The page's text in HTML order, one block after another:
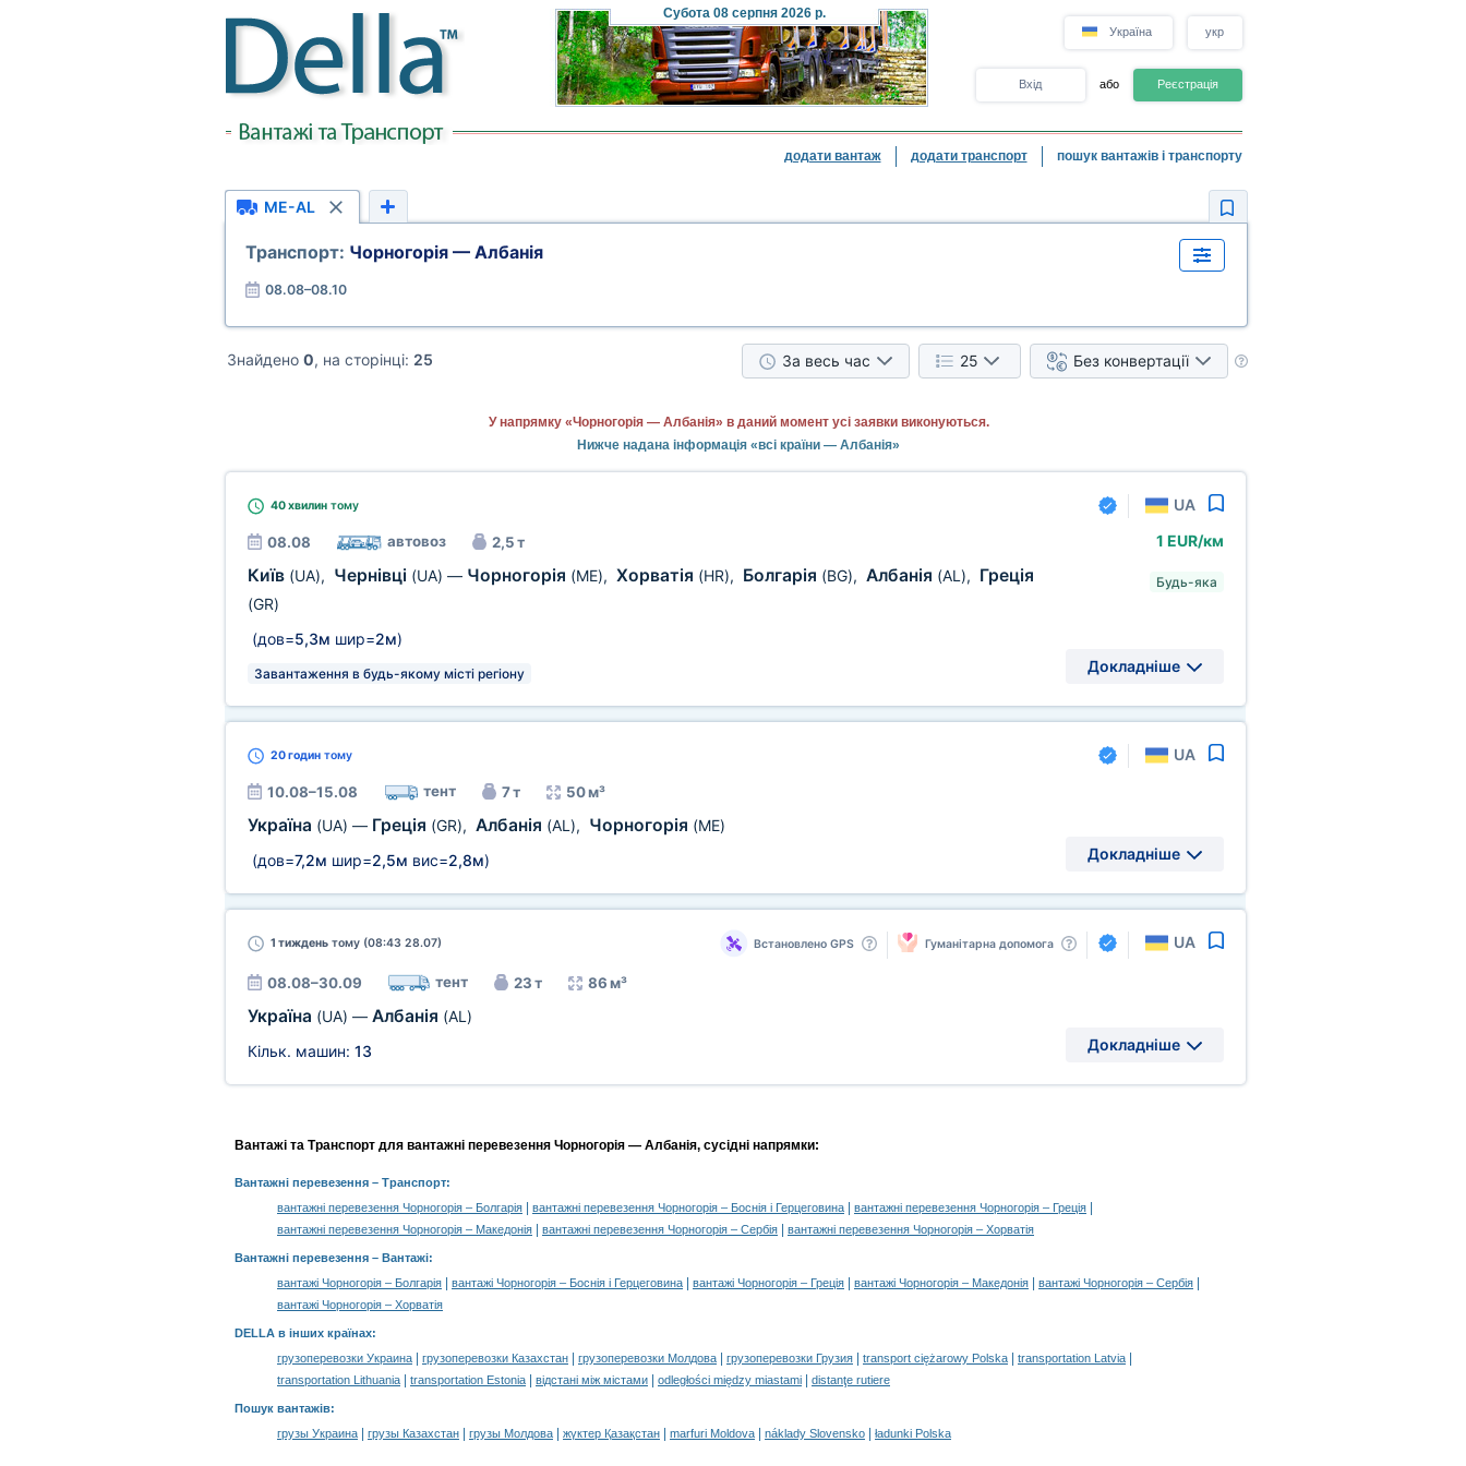
Субота08 серпня 2026 р.
Україна укр
Вхід або Реєстрація
додати вантаж додати транспорт пошук вантажів і транспорту
ME-AL
Транспорт: Чорногорія — Албанія
08.08–08.10
Знайдено 0, на сторінці: 25 За весь час 25 Без конвертації
У напрямку «Чорногорія — Албанія» в даний момент усі заявки виконуються.
Нижче надана інформація «всі країни — Албанія»
40 хвилинтому UA
08.08 автовоз 2,5 т
Київ (UA), Чернівці (UA) — Чорногорія (ME), Хорватія (HR), Болгарія (BG), Албанія (AL), Греція
(GR)
(дов=5,3м шир=2м)
Завантаження в будь-якому місті регіону
1 EUR/км
Будь-яка
Докладніше
20 годинтому UA
10.08–15.08 тент 7 т 50 м³
Україна (UA) — Греція (GR), Албанія (AL), Чорногорія (ME)
(дов=7,2м шир=2,5м вис=2,8м) Докладніше
1 тижденьтому (08:43 28.07) Встановлено GPS Гуманітарна допомога UA
08.08–30.09 тент 23 т 86 м³
Україна (UA) — Албанія (AL)
Кільк. машин: 13 Докладніше
Вантажі та Транспорт для вантажні перевезення Чорногорія — Албанія, сусідні напрямки:
Вантажні перевезення – Транспорт:
вантажні перевезення Чорногорія – Болгарія
вантажні перевезення Чорногорія – Боснія і Герцеговина вантажні перевезення Чорногорія – Греція
вантажні перевезення Чорногорія – Македонія вантажні перевезення Чорногорія – Сербія вантажні перевезення Чорногорія – Хорватія
Вантажні перевезення – Вантажі:
вантажі Чорногорія – Болгарія
вантажі Чорногорія – Боснія і Герцеговина вантажі Чорногорія – Греція вантажі Чорногорія – Македонія вантажі Чорногорія – Сербія
вантажі Чорногорія – Хорватія
DELLA в інших країнах:
грузоперевозки Украина
грузоперевозки Казахстан грузоперевозки Молдова грузоперевозки Грузия transport ciężarowy Polska transportation Latvia
transportation Lithuania transportation Estonia відстані між містами odległości między miastami distanţe rutiere
Пошук вантажів:
грузы Украина
грузы Казахстан грузы Молдова жүктер Қазақстан marfuri Moldova náklady Slovensko ładunki Polska